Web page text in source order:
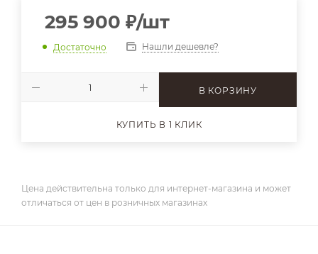
295 900 ₽/шт
Достаточно Нашли дешевле?
В КОРЗИНУ
КУПИТЬ В 1 КЛИК
Цена действительна только для интернет-магазина и может
отличаться от цен в розничных магазинах